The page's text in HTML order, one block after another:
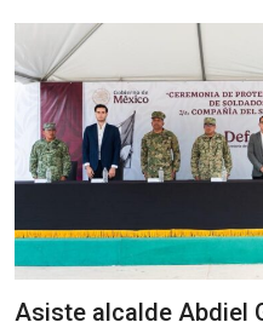
Asiste alcalde Abdiel